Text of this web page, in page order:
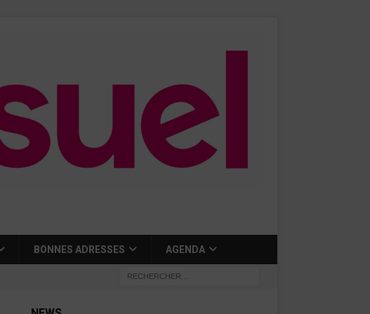
BONNES ADRESSES AGENDA